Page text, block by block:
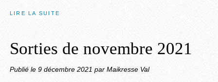
LIRE LA SUITE
Sorties de novembre 2021
Publié le 9 décembre 2021 par Maikresse Val